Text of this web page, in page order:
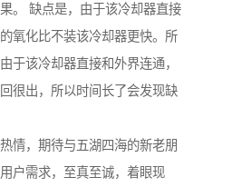
。 缺点是，由于该冷却器直接
氧化比不装该冷却器更快。所
于该冷却器直接和外界连通，
很出，所以时间长了会发现缺
情，期待与五湖四海的新老朋
户需求，至真至诚，着眼现